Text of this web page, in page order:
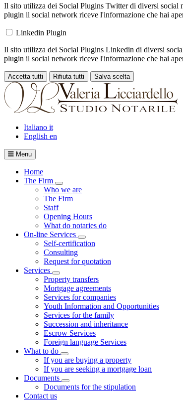
Il sito utilizza dei Social Plugins Twitter di diversi social
plugin il social network riceve l'informazione che hai
Linkedin Plugin
Il sito utilizza dei Social Plugins Linkedin di diversi
plugin il social network riceve l'informazione che hai
Accetta tutti Rifiuta tutti Salva scelta
Loading...
Italiano it
English en
Menu
Home
The Firm
Visualizza menù di secondo livello
Who we are
The Firm
Staff
Opening Hours
What do notaries do
On-line Services
Visualizza menù di secondo livello
Self-certification
Consulting
Request for quotation
Services
Visualizza menù di secondo livello
Property transfers
Mortgage agreements
Services for companies
Youth Information and Opportunities
Services for the family
Succession and inheritance
Escrow Services
Foreign language Services
What to do
Visualizza menù di secondo livello
If you are buying a property
If you are seeking a mortgage loan
Documents
Visualizza menù di secondo livello
Documents for the stipulation
Contact us